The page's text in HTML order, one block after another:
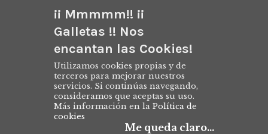
¡¡ Mmmmm!! ¡¡
Galletas !! Nos
encantan las Cookies!
Utilizamos cookies propias y de
terceros para mejorar nuestros
servicios. Si continúas navegando,
consideramos que aceptas su uso.
Más información en la Política de
cookies
Me queda claro...